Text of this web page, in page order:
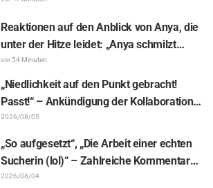
Reaktionen auf den Anblick von Anya, die
unter der Hitze leidet: „Anya schmilzt
dahin“ – „SPY x FAMILY“-
Ankündigungsillustration sorgt für
Aufsehen
vor 54 Minuten
„Niedlichkeit auf den Punkt gebracht!
Passt!“ – Ankündigung der Kollaboration
zwischen „Lycoris Recoil“ und Kumamine
von „Shigoto Neko“ sorgt für zahlreiche
„Passt!“-Reaktionen
2026/08/05
„So aufgesetzt“, „Die Arbeit einer echten
Sucherin (lol)“ – Zahlreiche Kommentare
zu einer Frieren-Plüschfigur, die in einer
2026/08/04